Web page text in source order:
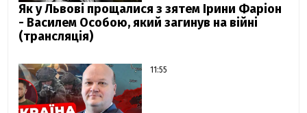
Як у Львові прощалися з зятем Ірини Фаріон
- Василем Особою, який загинув на війні
(трансляція)
11:55